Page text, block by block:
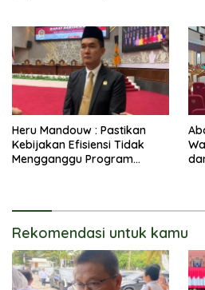
Heru Mandouw : Pastikan
Kebijakan Efisiensi Tidak
Mengganggu Program
Rekomendasi untuk kamu